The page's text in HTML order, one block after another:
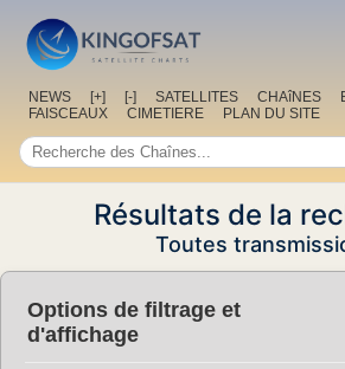
NEWS [+] [-] SATELLITES CHAîNES
FAISCEAUX
CIMETIERE PLAN DU SITE
Résultats de la
Toutes
Options de filtrage et
d'affichage